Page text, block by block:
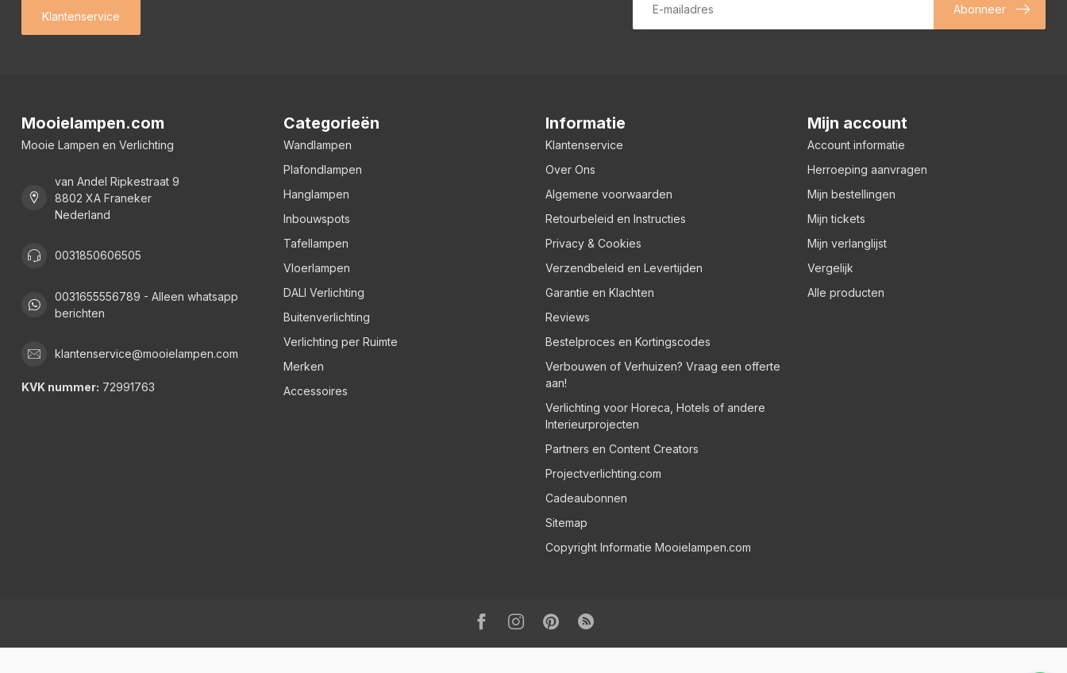
Klantenservice Abonneer
Mooielampen.com
Mooie Lampen en Verlichting
van Andel Ripkestraat 9
8802 XA Franeker
Nederland
0031850606505
0031655556789 - Alleen whatsapp
berichten
klantenservice@mooielampen.com
KVK nummer: 72991763
Categorieën
Wandlampen
Plafondlampen
Hanglampen
Inbouwspots
Tafellampen
Vloerlampen
DALI Verlichting
Buitenverlichting
Verlichting per Ruimte
Merken
Accessoires
Informatie
Klantenservice
Over Ons
Algemene voorwaarden
Retourbeleid en Instructies
Privacy & Cookies
Verzendbeleid en Levertijden
Garantie en Klachten
Reviews
Bestelproces en Kortingscodes
Verbouwen of Verhuizen? Vraag een offerte
aan!
Verlichting voor Horeca, Hotels of andere
Interieurprojecten
Partners en Content Creators
Projectverlichting.com
Cadeaubonnen
Sitemap
Copyright Informatie Mooielampen.com
Mijn account
Account informatie
Herroeping aanvragen
Mijn bestellingen
Mijn tickets
Mijn verlanglijst
Vergelijk
Alle producten